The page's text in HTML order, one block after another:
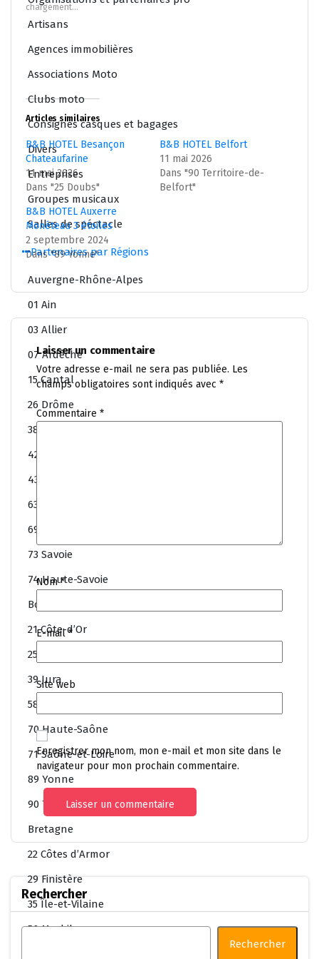
Artisans
Agences immobilières
Associations Moto
Clubs moto
Consignes casques et bagages
Divers
Entreprises
Groupes musicaux
Salles de spéctacle
Partenaires par Régions
Auvergne-Rhône-Alpes
01 Ain
03 Allier
07 Ardêche
15 Cantal
26 Drôme
38 Isère
42 Loire
43 Haute-Loire
63 Puy-de-Dôme
69 Rhône
73 Savoie
74 Haute-Savoie
Bourgogne-Franche-Comté
21 Côte-d’Or
25 Doubs
39 Jura
58 Nièvre
70 Haute-Saône
71 Saône-et-Loire
89 Yonne
90 Territoire-de-Belfort
Bretagne
22 Côtes d’Armor
29 Finistère
35 Île-et-Vilaine
56 Morbihan
fenêtre)
chargement…
Articles similaires
B&B HOTEL Besançon
Chateaufarine
11 mai 2026
Dans "25 Doubs"
B&B HOTEL Belfort
11 mai 2026
Dans "90 Territoire-de-
Belfort"
B&B HOTEL Auxerre
Monéteau 3 étoiles
2 septembre 2024
Dans "89 Yonne"
Laisser un commentaire
Votre adresse e-mail ne sera pas publiée. Les
champs obligatoires sont indiqués avec *
Commentaire *
Nom*
E-mail*
Site web
Enregistrer mon nom, mon e-mail et mon site dans le
navigateur pour mon prochain commentaire.
Rechercher
Rechercher